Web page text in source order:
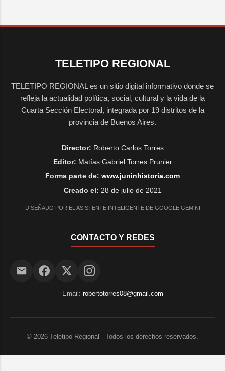
TELETIPO REGIONAL
TELETIPO REGIONAL es un sitio digital informativo donde se
refleja la actualidad política, social, cultural y la vida de la
Cuarta Sección Electoral, integrada por 19 distritos de la
provincia de Buenos Aires.
Director: Roberto Carlos Torres
Editor: Matías Gabriel Torres Prunier
Forma parte de: www.juninhistoria.com
Creado el: 28 de julio de 2021
DISEÑADO POR EL ASISTENTE INTELIGENTE DE GOOGLE GEMINI
CONTACTO Y REDES
Email: robertotorres08@gmail.com
© 2026 Teletipo Regional - Todos los derechos reservados.